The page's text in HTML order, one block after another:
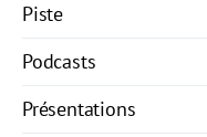
Piste
Podcasts
Présentations